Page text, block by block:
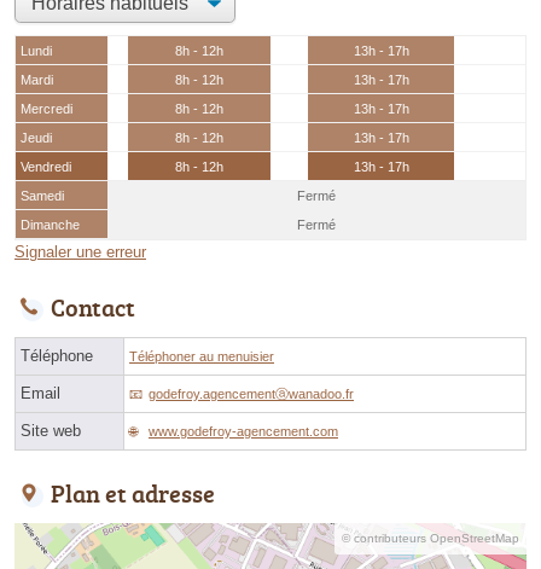
Lundi 8h - 12h
13h - 17h
Mardi
8h - 12h
13h - 17h
Mercredi
8h - 12h
13h - 17h
Jeudi
8h - 12h
13h - 17h
Vendredi
8h - 12h
13h - 17h
Samedi
Fermé
Dimanche
Fermé
Signaler une erreur
Contact
Téléphone Téléphoner au menuisier
Email godefroy.agencementⓐwanadoo.fr
Site web www.godefroy-agencement.com
Plan et adresse
© contributeurs OpenStreetMap